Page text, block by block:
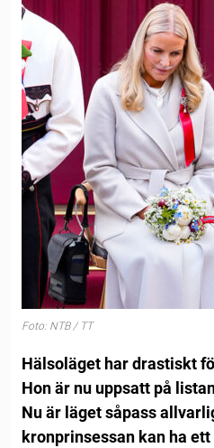
Foto: NTB / TT
Hälsoläget har drastiskt
Hon är nu uppsatt på
Nu är läget såpass
kronprinsessan kan ha